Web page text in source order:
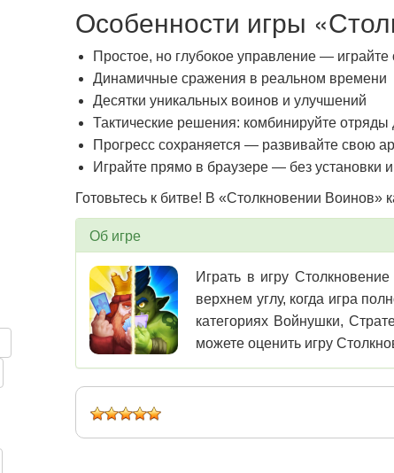
Особенности игры
Простое, но глубокое управление —
Динамичные сражения в реальном времени
Десятки уникальных воинов и улучшений
Тактические решения: комбинируйте
Прогресс сохраняется — развивайте свою
Играйте прямо в браузере — без установки
Готовьтесь к битве! В «Столкновении
Об игре
Играть в игру
верхнем углу, когда игра
категориях Войнушки,
можете оценить игру